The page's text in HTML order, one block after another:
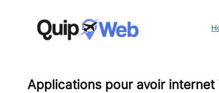
Applications pour avoir internet